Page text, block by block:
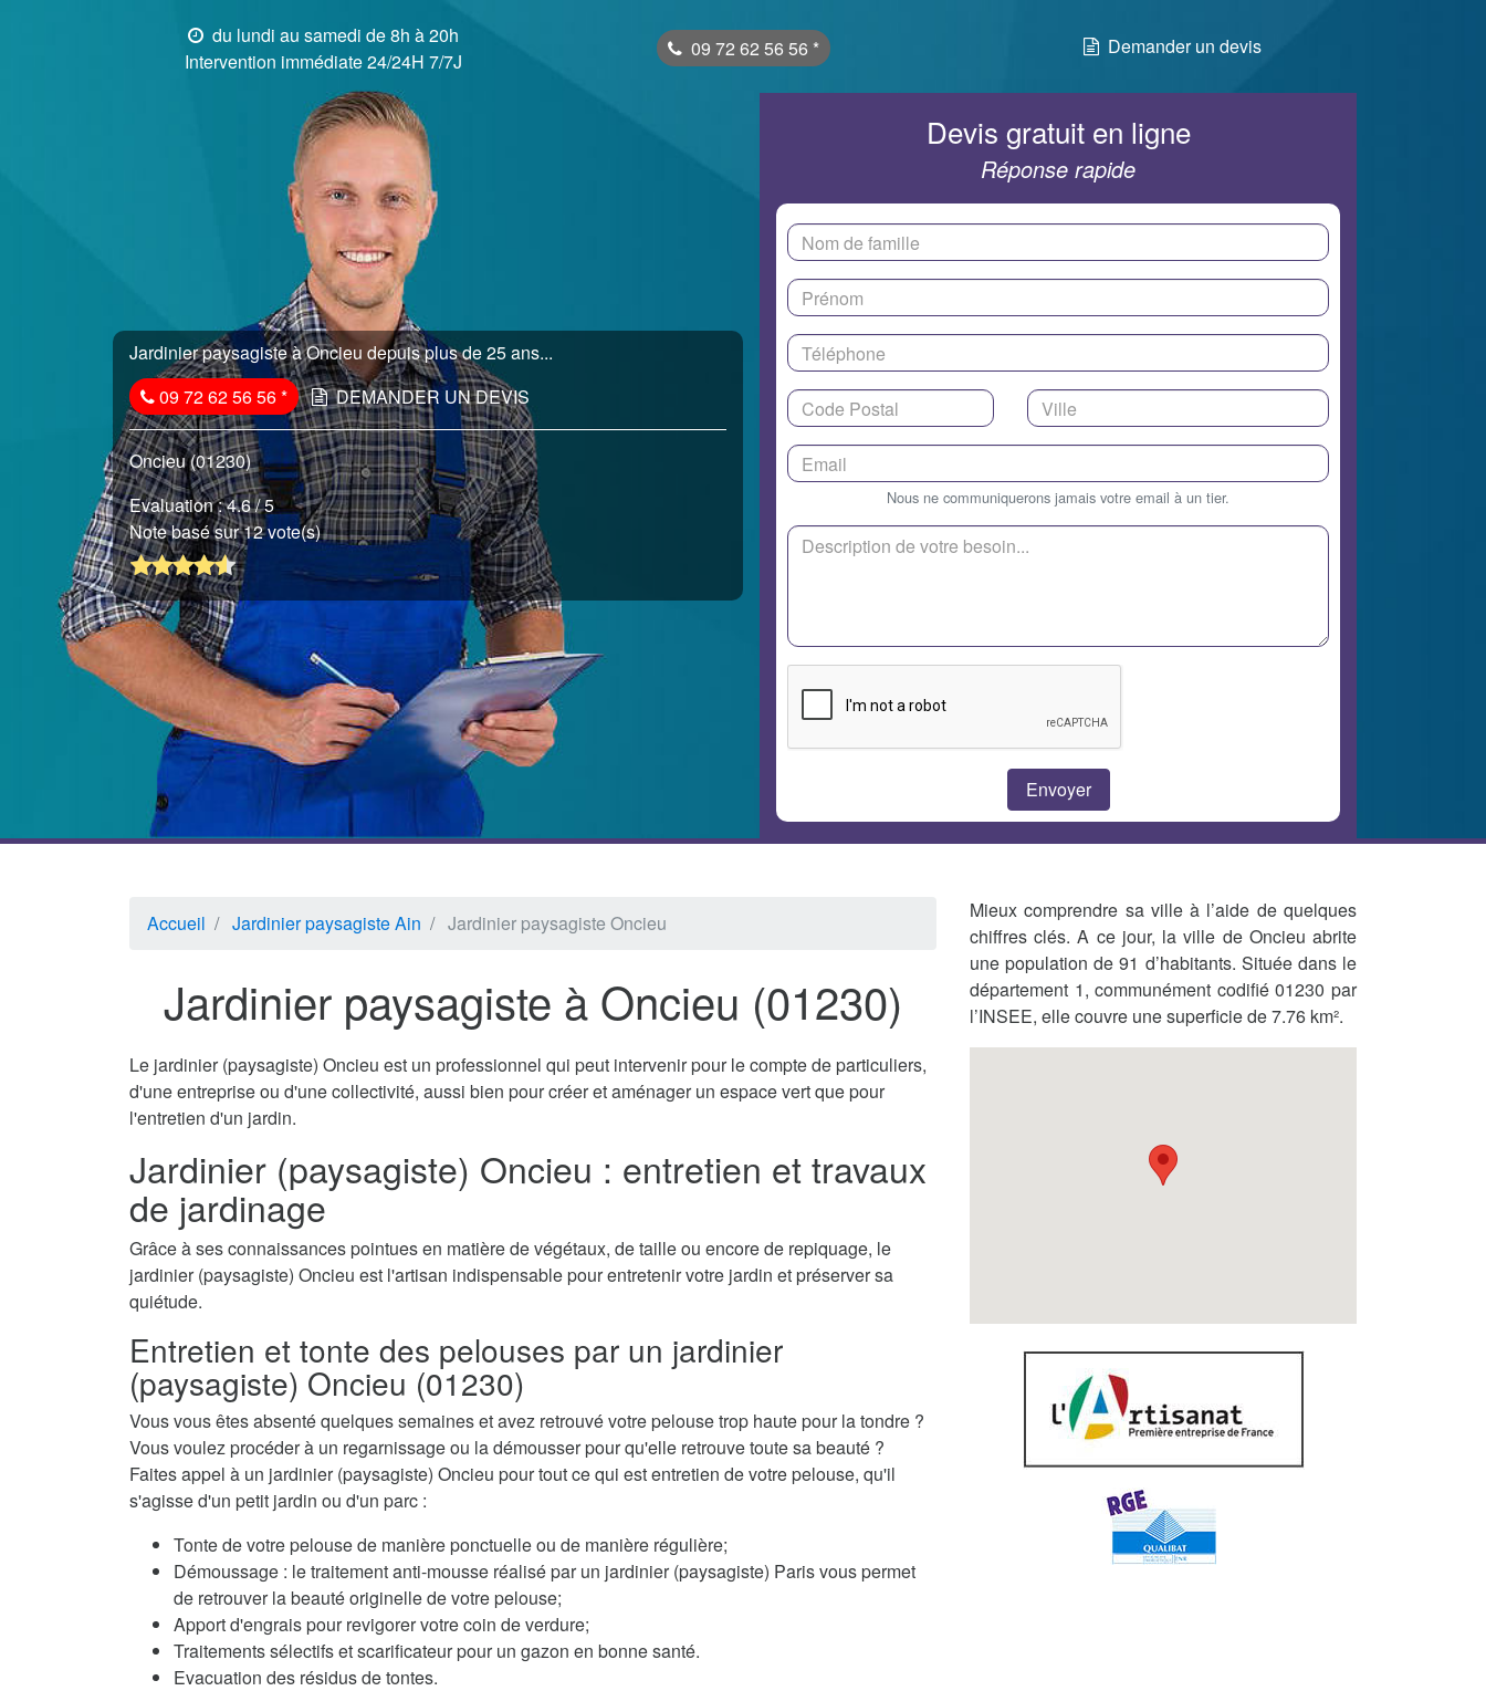
du lundi au samedi de 8h à 20h
Intervention immédiate 24/24H 7/7J
09 72 62 56 56 * Demander un devis
Jardinier paysagiste à Oncieu depuis plus de 25 ans...
09 72 62 56 56* DEMANDER UN DEVIS
Oncieu (01230)
Evaluation :4.6/ 5
Note basé sur 12 vote(s)
Devis gratuit en ligne
Réponse rapide
Nous ne communiquerons jamais votre email à un tier.
Accueil Jardinier paysagiste Ain Jardinier paysagiste Oncieu
Jardinier paysagiste à Oncieu (01230)
Le jardinier (paysagiste) Oncieu est un professionnel qui peut intervenir pour le compte de particuliers,
d'une entreprise ou d'une collectivité, aussi bien pour créer et aménager un espace vert que pour
l'entretien d'un jardin.
Jardinier (paysagiste) Oncieu : entretien et travaux
de jardinage
Grâce à ses connaissances pointues en matière de végétaux, de taille ou encore de repiquage, le
jardinier (paysagiste) Oncieu est l'artisan indispensable pour entretenir votre jardin et préserver sa
quiétude.
Entretien et tonte des pelouses par un jardinier
(paysagiste) Oncieu (01230)
Vous vous êtes absenté quelques semaines et avez retrouvé votre pelouse trop haute pour la tondre ?
Vous voulez procéder à un regarnissage ou la démousser pour qu'elle retrouve toute sa beauté ?
Faites appel à un jardinier (paysagiste) Oncieu pour tout ce qui est entretien de votre pelouse, qu'il
s'agisse d'un petit jardin ou d'un parc :
Tonte de votre pelouse de manière ponctuelle ou de manière régulière;
Démoussage : le traitement anti-mousse réalisé par un jardinier (paysagiste) Paris vous permet
de retrouver la beauté originelle de votre pelouse;
Apport d'engrais pour revigorer votre coin de verdure;
Traitements sélectifs et scarificateur pour un gazon en bonne santé.
Evacuation des résidus de tontes.
Mieux comprendre sa ville à l’aide de quelques
chiffres clés. A ce jour, la ville de Oncieu abrite
une population de 91 d’habitants. Située dans le
département 1, communément codifié 01230 par
l’INSEE, elle couvre une superficie de 7.76 km².